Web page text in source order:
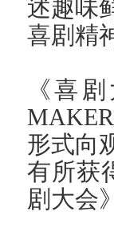
述趣味
喜剧精
《喜
形式向
有所获
剧大会